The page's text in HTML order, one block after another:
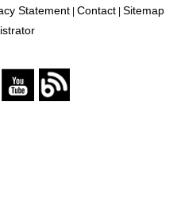
Statement| Contact| Sitemap